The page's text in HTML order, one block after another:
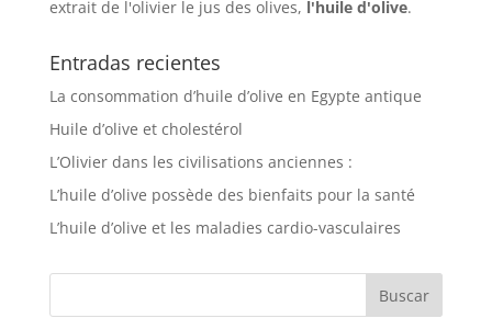
extrait de l'olivier le jus des olives, l'huile d'olive.
Entradas recientes
La consommation d’huile d’olive en Egypte antique
Huile d’olive et cholestérol
L’Olivier dans les civilisations anciennes :
L’huile d’olive possède des bienfaits pour la santé
L’huile d’olive et les maladies cardio-vasculaires